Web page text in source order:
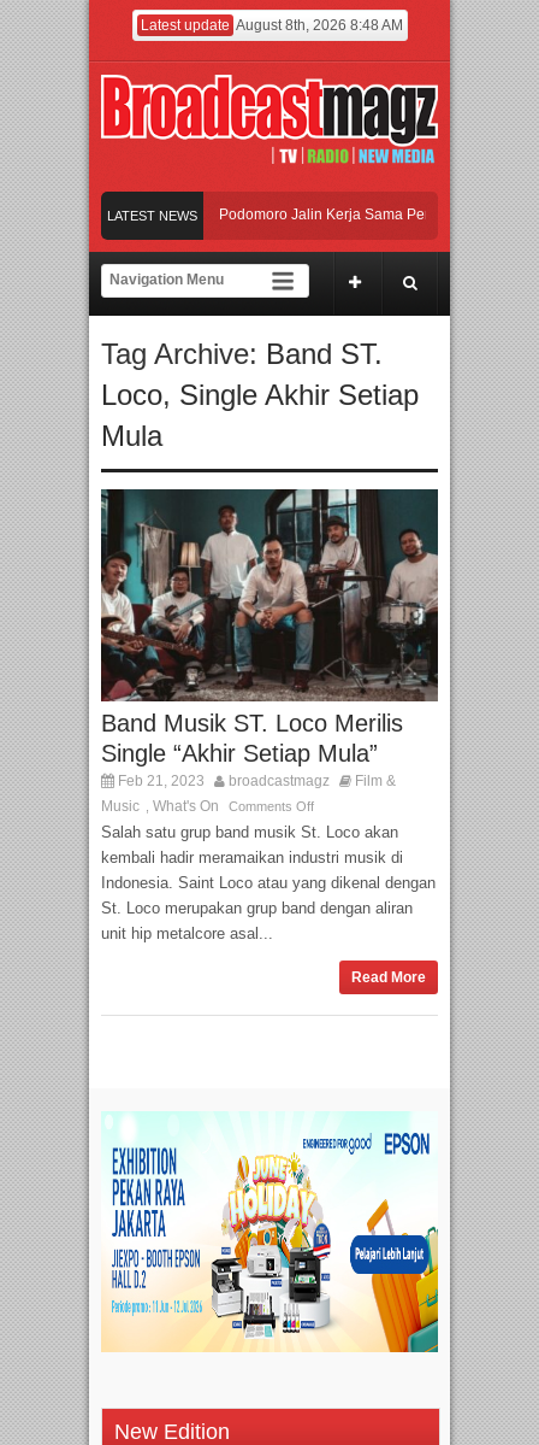
Latest update August 8th, 2026 8:48 AM
LATEST NEWS
UI dan Universitas Agung Podomoro Jalin Kerja Sama Pendidikan dan Riset
Meramaikan Jakarta dengan Ribuan Mainan dan Produk Bayi dari Seluruh
UI dan Universitas Agung Podomoro Jalin Kerja Sama Pendidikan dan Riset
Tag Archive: Band ST.
Loco, Single Akhir Setiap
Mula
Band Musik ST. Loco Merilis
Single “Akhir Setiap Mula”
Feb 21, 2023 broadcastmagz
Film &
Music
What's On Comments Off
Salah satu grup band musik St. Loco akan
kembali hadir meramaikan industri musik di
Indonesia. Saint Loco atau yang dikenal dengan
St. Loco merupakan grup band dengan aliran
unit hip metalcore asal...
Read More
New Edition